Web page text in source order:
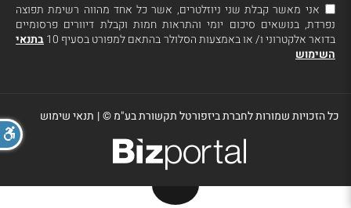
אני מאשר קבלת שני ניוזלטרים, אשר כל אחד מהווה רשימת תפוצה
נפרדת, בנושאים סיכום יומי והתראות חמות וקבלת דיוורים פרסומיים
בדואר אלקטרוני ו/ או באמצעות הסלולר בהתאם למפורט בסעיף 10
בתנאי
השימוש
כל הזכויות שמורות לחברת ביזפורטל תקשורת בע"מ ©| תנאי שימוש